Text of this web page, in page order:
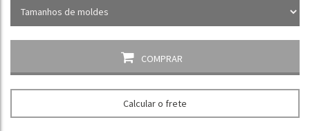
COMPRAR
Calcular o frete